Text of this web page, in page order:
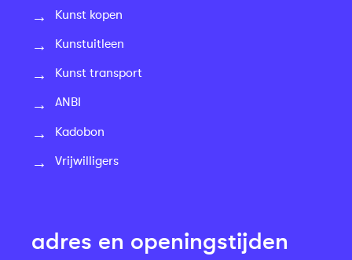
Kunst kopen
Kunstuitleen
Kunst transport
ANBI
Kadobon
Vrijwilligers
adres en openingstijden